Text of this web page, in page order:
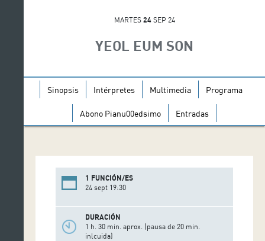
MARTES 24SEP 24
YEOL EUM SON
Sinopsis Intérpretes Multimedia Programa
Abono Pianu00edsimo Entradas
1 FUNCIÓN/ES
24 sept 19:30
DURACIÓN
1 h. 30 min. aprox. (pausa de 20 min.
inlcuida)